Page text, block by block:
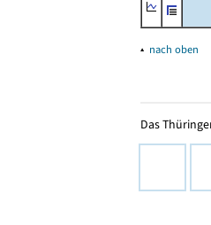
▴ nach oben
Das